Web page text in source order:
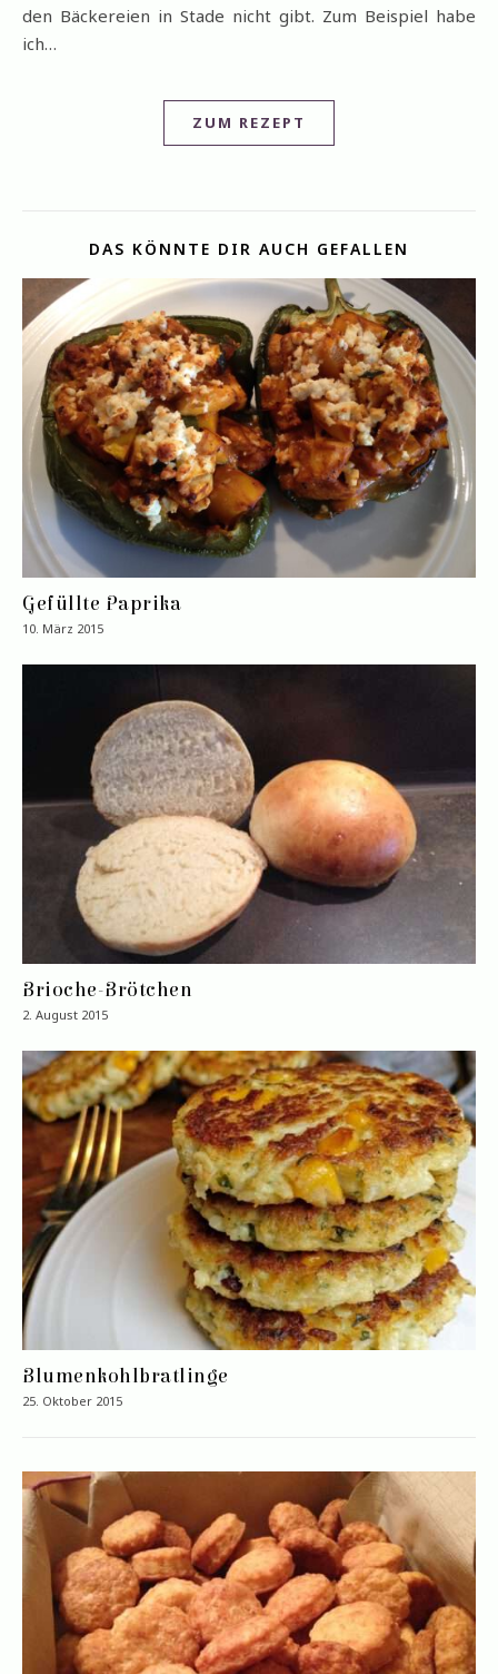
den Bäckereien in Stade nicht gibt. Zum Beispiel habe
ich…
ZUM REZEPT
DAS KÖNNTE DIR AUCH GEFALLEN
Gefüllte Paprika
10. März 2015
Brioche-Brötchen
2. August 2015
Blumenkohlbratlinge
25. Oktober 2015